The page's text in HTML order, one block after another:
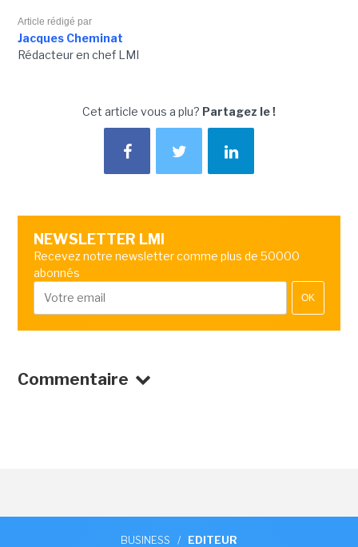
Article rédigé par
Jacques Cheminat
Rédacteur en chef LMI
Cet article vous a plu? Partagez le !
NEWSLETTER LMI
Recevez notre newsletter comme plus de 50000
abonnés
OK
Commentaire
BUSINESS / EDITEUR